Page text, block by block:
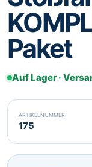
Svenska
Eesti
Paket
Auf Lager ·
ARTIKELNUMMER
175